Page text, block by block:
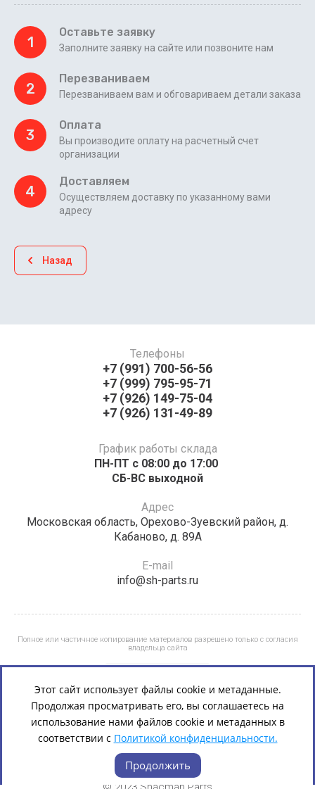
1
Оставьте заявку
Заполните заявку на сайте или позвоните нам
2
Перезваниваем
Перезваниваем вам и обговариваем детали заказа
3
Оплата
Вы производите оплату на расчетный счет
организации
4
Доставляем
Осуществляем доставку по указанному вами
адресу
Назад
Телефоны
+7 (991) 700-56-56
+7 (999) 795-95-71
+7 (926) 149-75-04
+7 (926) 131-49-89
График работы склада
ПН-ПТ с 08:00 до 17:00 ​​​​​​
СБ-ВС выходной
Адрес
Московская область, Орехово-Зуевский район, д.
Кабаново, д. 89А
E-mail
info@sh-parts.ru
Полное или частичное копирование материалов разрешено только с согласия
владельца сайта
Этот сайт использует файлы cookie и метаданные.
Продолжая просматривать его, вы соглашаетесь на
использование нами файлов cookie и метаданных в
соответствии с Политикой конфиденциальности.
Продолжить